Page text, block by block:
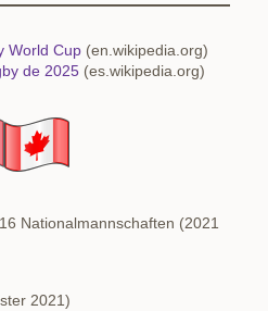
World Cup (en.wikipedia.org)
de 2025 (es.wikipedia.org)
Nationalmannschaften (2021
2021)